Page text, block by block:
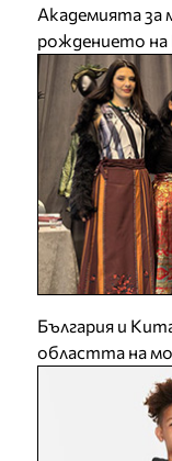
Академията за
рождението
България и
областта на